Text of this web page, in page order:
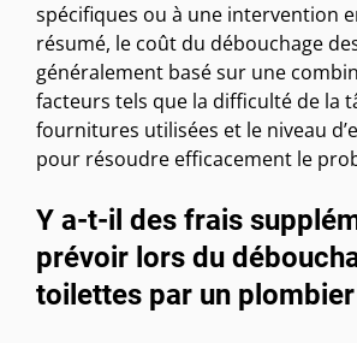
spécifiques ou à une intervention
résumé, le coût du débouchage
généralement basé sur une
facteurs tels que la difficulté de la
fournitures utilisées et le niveau
pour résoudre efficacement le
Y a-t-il des frais
prévoir lors du
toilettes par un plombier